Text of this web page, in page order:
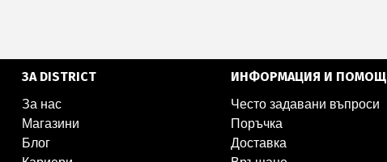
ЗА DISTRICT
За нас
Магазини
Блог
ИНФОРМАЦИЯ И ПОМОЩ
Често задавани въпроси
Поръчка
Доставка